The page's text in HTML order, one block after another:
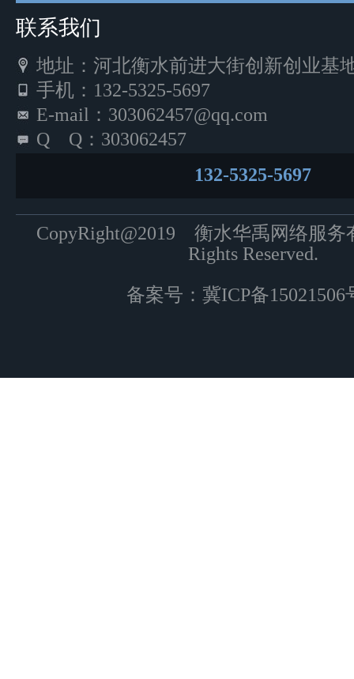
联系我们
地址：河北衡水前进大街创新创业基
手机：132-5325-5697
E-mail：303062457@qq.com
Q Q：303062457
132-5325-5697
CopyRight@2019 衡水华禹网络服
Rights Reserved.
备案号： 冀ICP备15021506